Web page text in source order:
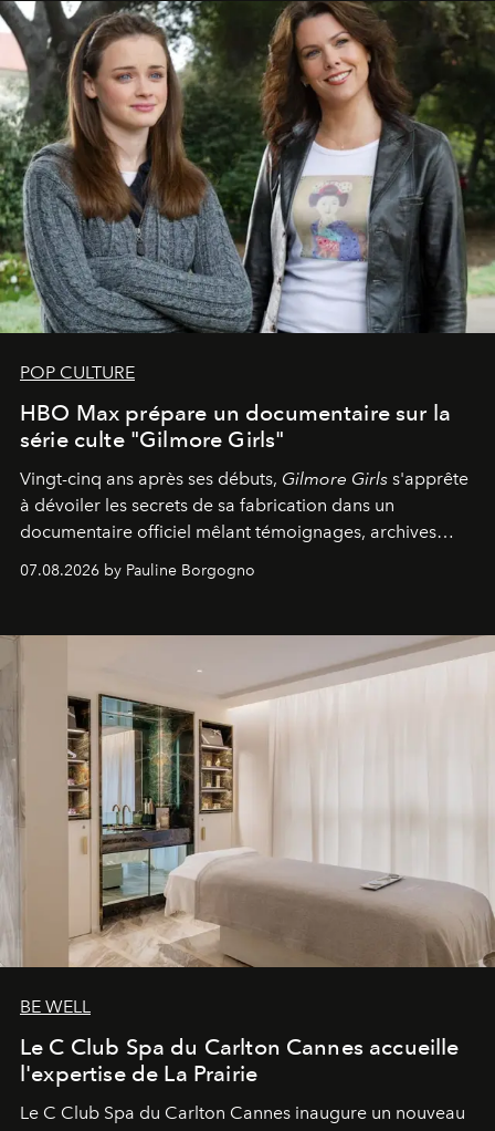
POP CULTURE
HBO Max prépare un documentaire sur la
série culte "Gilmore Girls"
Vingt-cinq ans après ses débuts, Gilmore Girls s'apprête
à dévoiler les secrets de sa fabrication dans un
documentaire officiel mêlant témoignages, archives
inédites et plongée dans les coulisses d'un phénomène
générationnel.
07.08.2026 by Pauline Borgogno
BE WELL
Le C Club Spa du Carlton Cannes accueille
l'expertise de La Prairie
Le C Club Spa du Carlton Cannes inaugure un nouveau